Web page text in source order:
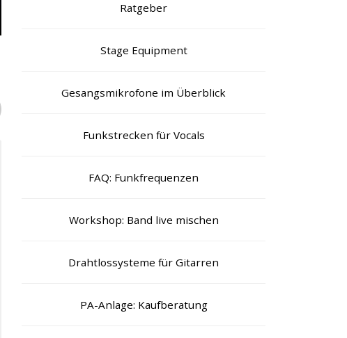
Ratgeber
Stage Equipment
Gesangsmikrofone im Überblick
Funkstrecken für Vocals
FAQ: Funkfrequenzen
Workshop: Band live mischen
Drahtlossysteme für Gitarren
PA-Anlage: Kaufberatung